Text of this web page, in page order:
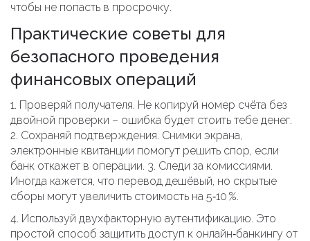
чтобы не попасть в просрочку.
Практические советы для
безопасного проведения
финансовых операций
1. Проверяй получателя. Не копируй номер счёта без
двойной проверки – ошибка будет стоить тебе денег.
2. Сохраняй подтверждения. Снимки экрана,
электронные квитанции помогут решить спор, если
банк откажет в операции. 3. Следи за комиссиями.
Иногда кажется, что перевод дешёвый, но скрытые
сборы могут увеличить стоимость на 5‑10 %.
4. Используй двухфакторную аутентификацию. Это
простой способ защитить доступ к онлайн‑банкингу от